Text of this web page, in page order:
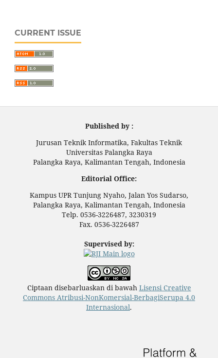
CURRENT ISSUE
Published by :
Jurusan Teknik Informatika, Fakultas Teknik
Universitas Palangka Raya
Palangka Raya, Kalimantan Tengah, Indonesia
Editorial Office:
Kampus UPR Tunjung Nyaho, Jalan Yos Sudarso,
Palangka Raya, Kalimantan Tengah, Indonesia
Telp. 0536-3226487, 3230319
Fax. 0536-3226487
Supervised by:
Ciptaan disebarluaskan di bawah Lisensi Creative
Commons Atribusi-NonKomersial-BerbagiSerupa 4.0
Internasional.